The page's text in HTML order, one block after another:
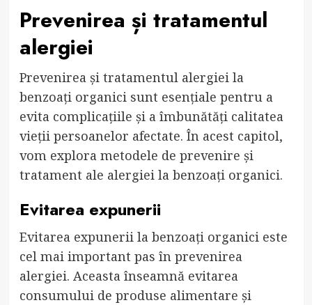
Prevenirea și tratamentul
alergiei
Prevenirea și tratamentul alergiei la
benzoați organici sunt esențiale pentru a
evita complicațiile și a îmbunătăți calitatea
vieții persoanelor afectate. În acest capitol,
vom explora metodele de prevenire și
tratament ale alergiei la benzoați organici.
Evitarea expunerii
Evitarea expunerii la benzoați organici este
cel mai important pas în prevenirea
alergiei. Aceasta înseamnă evitarea
consumului de produse alimentare și